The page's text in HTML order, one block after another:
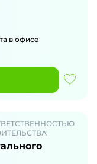
в офисе